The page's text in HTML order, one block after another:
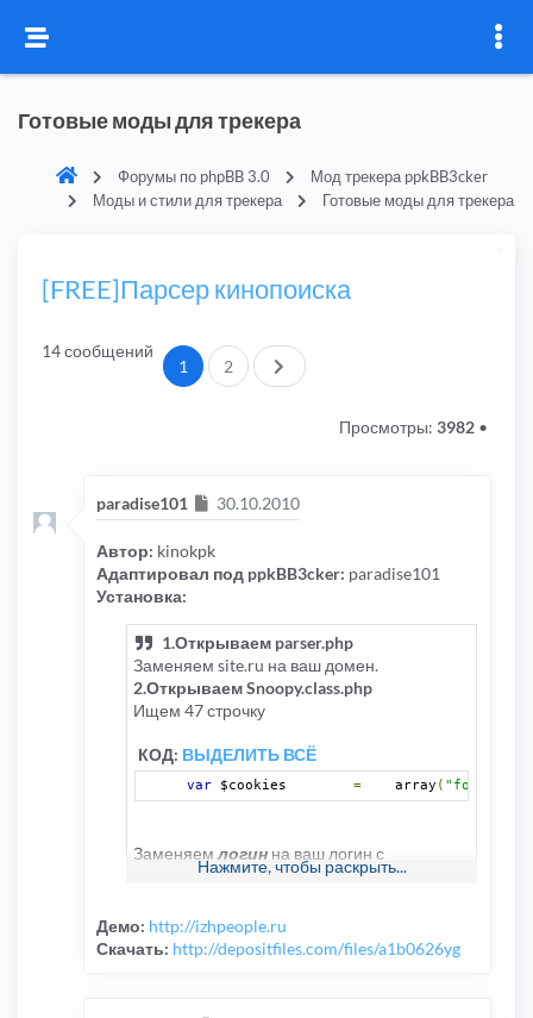
Готовые моды для трекера
Форумы по phpBB 3.0
Мод трекера ppkBB3cker
Моды и стили для трекера
Готовые моды для трекера
[FREE]Парсер кинопоиска
14 сообщений
1 2 След.
Просмотры: 3982 •
paradise101 Сообщение
30.10.2010
Автор: kinokpk
Адаптировал под ppkBB3cker: paradise101
Установка:
1.Открываем parser.php
Заменяем site.ru на ваш домен.
2.Открываем Snoopy.class.php
Ищем 47 строчку
КОД: ВЫДЕЛИТЬ ВСЁ
var $cookies =
    array
(
Заменяем логин на ваш логин с
кинопоиска
пароля с кинопоиска (найти его в куках)
3.Залить файлы в корневую
Нажмите, чтобы раскрыть...
Демо: http://izhpeople.ru
Скачать: http://depositfiles.com/files/a1b0626yg